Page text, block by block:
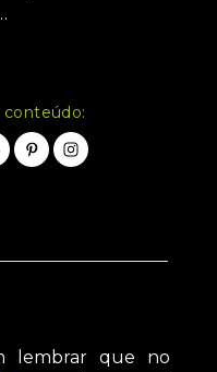
conteúdo:
lembrar que no